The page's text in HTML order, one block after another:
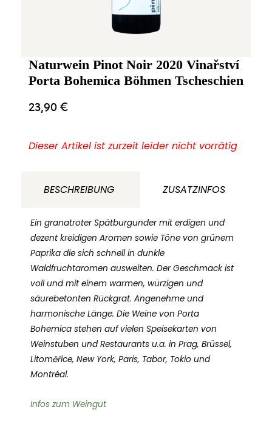
Naturwein Pinot Noir 2020 Vinařství
Porta Bohemica Böhmen Tscheschien
23,90€
Dieser Artikel ist zurzeit leider nicht vorrätig
BESCHREIBUNG ZUSATZINFOS
Ein granatroter Spätburgunder mit erdigen und
dezent kreidigen Aromen sowie Töne von grünem
Paprika die sich schnell in dunkle
Waldfruchtaromen ausweiten. Der Geschmack ist
voll und mit einem warmen, würzigen und
säurebetonten Rückgrat. Angenehme und
harmonische Länge. Die Weine von Porta
Bohemica stehen auf vielen Speisekarten von
Weinstuben und Restaurants u.a. in Prag, Brüssel,
Litoměřice, New York, Paris, Tabor, Tokio und
Montréal.
Infos zum Weingut